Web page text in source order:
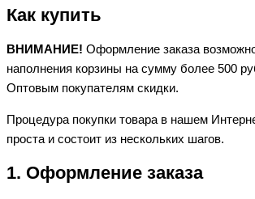
Как купить
ВНИМАНИЕ! Оформление заказа
наполнения корзины на сумму более 500
Оптовым покупателям скидки.
Процедура покупки товара в нашем
проста и состоит из нескольких шагов.
1. Оформление заказа